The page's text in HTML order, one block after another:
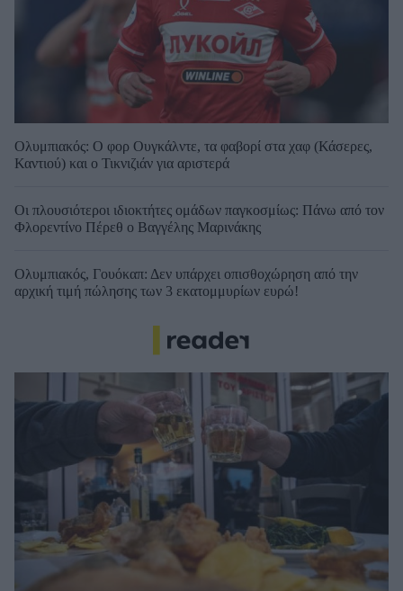
Ολυμπιακός: Ο φορ Ουγκάλντε, τα φαβορί στα χαφ (Κάσερες,
Καντιού) και ο Τικνιζιάν για αριστερά
Οι πλουσιότεροι ιδιοκτήτες ομάδων παγκοσμίως: Πάνω από τον
Φλορεντίνο Πέρεθ ο Βαγγέλης Μαρινάκης
Ολυμπιακός, Γουόκαπ: Δεν υπάρχει οπισθοχώρηση από την
αρχική τιμή πώλησης των 3 εκατομμυρίων ευρώ!